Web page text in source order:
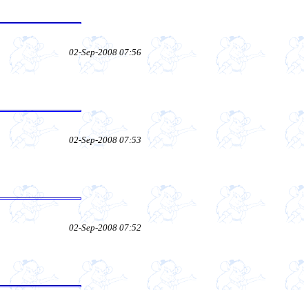
02-Sep-2008 07:56
02-Sep-2008 07:53
02-Sep-2008 07:52